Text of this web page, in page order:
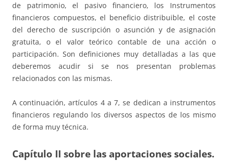
de patrimonio, el pasivo financiero, los Instrumentos
financieros compuestos, el beneficio distribuible, el coste
del derecho de suscripción o asunción y de asignación
gratuita, o el valor teórico contable de una acción o
participación. Son definiciones muy detalladas a las que
deberemos acudir si se nos presentan problemas
relacionados con las mismas.
A continuación, artículos 4 a 7, se dedican a instrumentos
financieros regulando los diversos aspectos de los mismo
de forma muy técnica.
Capítulo II sobre las aportaciones sociales.